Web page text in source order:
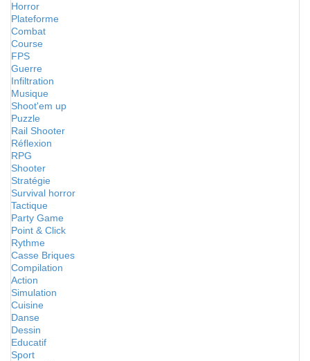
Horror
Plateforme
Combat
Course
FPS
Guerre
Infiltration
Musique
Shoot'em up
Puzzle
Rail Shooter
Réflexion
RPG
Shooter
Stratégie
Survival horror
Tactique
Party Game
Point & Click
Rythme
Casse Briques
Compilation
Action
Simulation
Cuisine
Danse
Dessin
Educatif
Sport